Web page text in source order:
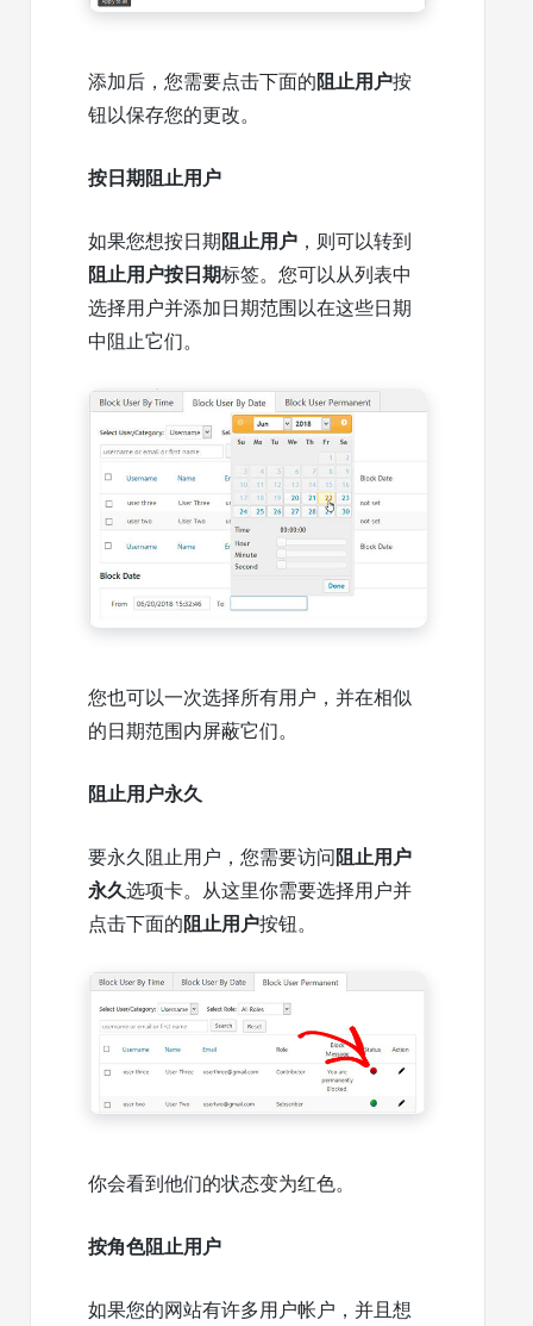
添加后，您需要点击下面的阻止用户按
钮以保存您的更改。
按日期阻止用户
如果您想按日期 阻止用户 ，则可以转到
阻止用户按日期标签。您可以从列表中
选择用户并添加日期范围以在这些日期
中阻止它们。
您也可以一次选择所有用户，并在相似
的日期范围内屏蔽它们。
阻止用户永久
要永久阻止用户，您需要访问 阻止用户
永久选项卡。从这里你需要选择用户并
点击下面的阻止用户按钮。
你会看到他们的状态变为红色。
按角色阻止用户
如果您的网站有许多用户帐户，并且想